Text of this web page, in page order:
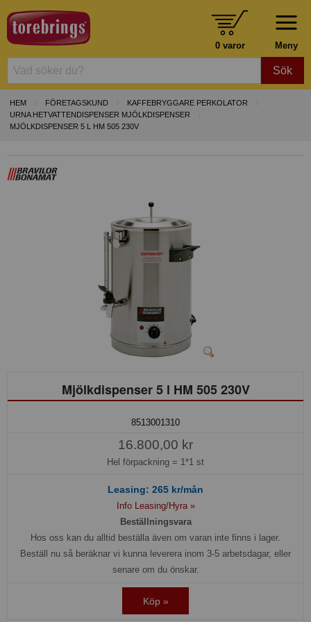
Meny
0 varor
Sök
HEM FÖRETAGSKUND
KAFFEBRYGGARE PERKOLATOR
URNA HETVATTENDISPENSER MJÖLKDISPENSER
MJÖLKDISPENSER 5 L HM 505 230V
Mjölkdispenser 5 l HM 505 230V
8513001310
16.800,00 kr
Hel förpackning = 1*1 st
Leasing: 265 kr/mån
Info Leasing/Hyra »
Beställningsvara
Hos oss kan du alltid beställa även om varan inte finns i lager.
Beställ nu så beräknar vi kunna leverera inom 3-5 arbetsdagar, eller
senare om du önskar.
Köp »